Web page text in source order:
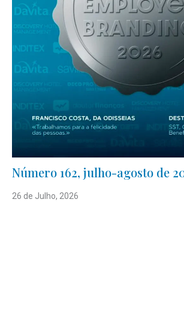
Número 162, julho-agosto de
26 de Julho, 2026